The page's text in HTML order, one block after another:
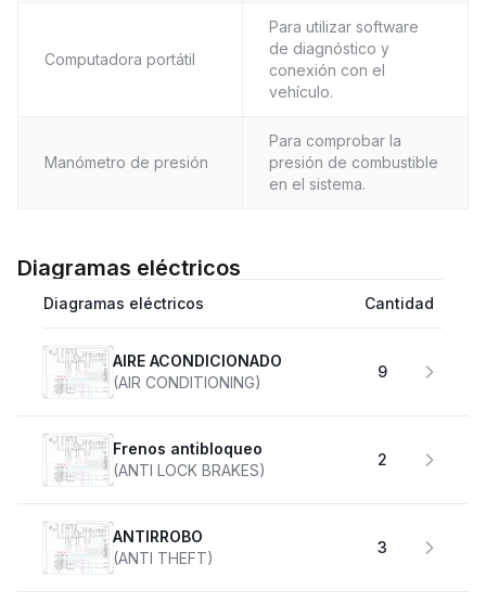
Computadora portátil
Para utilizar software
de diagnóstico y
conexión con el
vehículo.
Manómetro de presión
Para comprobar la
presión de combustible
en el sistema.
Diagramas eléctricos
Diagramas eléctricos Cantidad
AIRE ACONDICIONADO
(AIR CONDITIONING)
9
Frenos antibloqueo
(ANTI LOCK BRAKES)
2
ANTIRROBO
(ANTI THEFT)
3